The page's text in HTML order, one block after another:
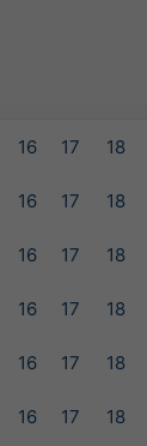
16 17 18
16 17 18
16 17 18
16 17 18
16 17 18
16 17 18